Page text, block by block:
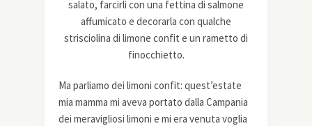
salato, farcirli con una fettina di salmone
affumicato e decorarla con qualche
strisciolina di limone confit e un rametto di
finocchietto.
Ma parliamo dei limoni confit: quest’estate
mia mamma mi aveva portato dalla Campania
dei meravigliosi limoni e mi era venuta voglia